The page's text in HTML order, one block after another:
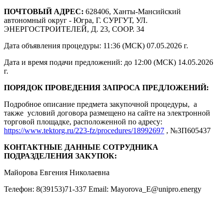
ПОЧТОВЫЙ АДРЕС: 628406, Ханты-Мансийский
автономный округ - Югра, Г. СУРГУТ, УЛ.
ЭНЕРГОСТРОИТЕЛЕЙ, Д. 23, СООР. 34
Дата объявления процедуры: 11:36 (МСК) 07.05.2026 г.
Дата и время подачи предложений: до 12:00 (МСК) 14.05.2026
г.
ПОРЯДОК ПРОВЕДЕНИЯ ЗАПРОСА ПРЕДЛОЖЕНИЙ:
Подробное описание предмета закупочной процедуры, а
также условий договора размещено на сайте на электронной
торговой площадке, расположенной по адресу:
https://www.tektorg.ru/223-fz/procedures/18992697 , №ЗП605437
КОНТАКТНЫЕ ДАННЫЕ СОТРУДНИКА
ПОДРАЗДЕЛЕНИЯ ЗАКУПОК:
Майорова Евгения Николаевна
Телефон: 8(39153)71-337 Email: Mayorova_E@unipro.energy